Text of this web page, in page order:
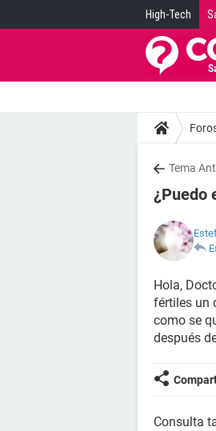
High-Tech
Tema
¿Puedo
Hola,
fértiles un
como se
después
Consulta